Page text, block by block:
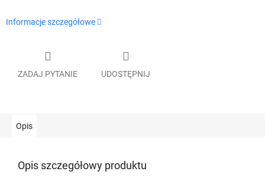
Informacje szczegółowe
ZADAJ PYTANIE UDOSTĘPNIJ
Opis
Opis szczegółowy produktu